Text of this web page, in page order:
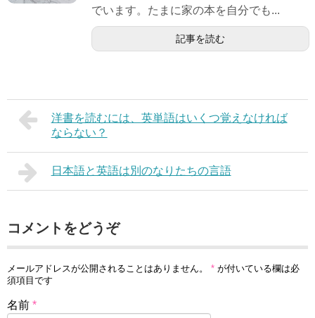
でいます。たまに家の本を自分でも...
記事を読む
洋書を読むには、英単語はいくつ覚えなければ
ならない？
日本語と英語は別のなりたちの言語
コメントをどうぞ
メールアドレスが公開されることはありません。 * が付いている欄は必
須項目です
名前 *